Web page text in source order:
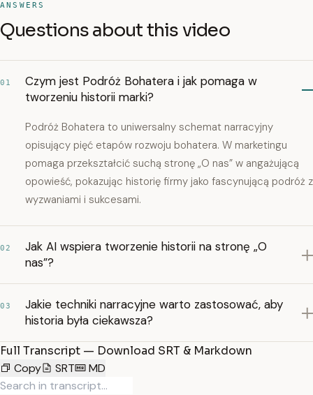
ANSWERS
Questions about this video
01
Czym jest Podróż Bohatera i jak pomaga w
tworzeniu historii marki?
Podróż Bohatera to uniwersalny schemat narracyjny
opisujący pięć etapów rozwoju bohatera. W marketingu
pomaga przekształcić suchą stronę „O nas” w angażującą
opowieść, pokazując historię firmy jako fascynującą podróż z
wyzwaniami i sukcesami.
02
Jak AI wspiera tworzenie historii na stronę „O
nas”?
03
Jakie techniki narracyjne warto zastosować, aby
historia była ciekawsza?
Full Transcript — Download SRT & Markdown
Copy
SRT MD